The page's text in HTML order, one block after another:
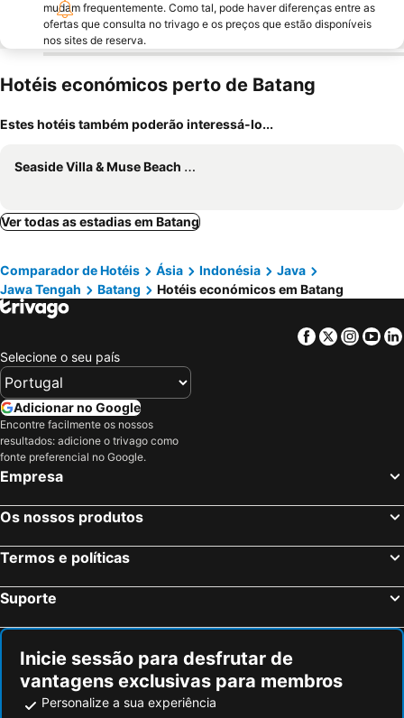
mudam frequentemente. Como tal, pode haver diferenças entre as
ofertas que consulta no trivago e os preços que estão disponíveis
nos sites de reserva.
Hotéis económicos perto de Batang
Estes hotéis também poderão interessá-lo...
Seaside Villa & Muse Beach Resto
Ver todas as estadias em Batang
Comparador de Hotéis Ásia Indonésia
Java
Jawa Tengah
Batang Hotéis económicos em Batang
Facebook
Twitter
Selecione o seu país
Adicionar no Google
Encontre facilmente os nossos
resultados: adicione o trivago como
fonte preferencial no Google.
Empresa
Os nossos produtos
Termos e políticas
Suporte
Inicie sessão para desfrutar de
vantagens exclusivas para membros
Personalize a sua experiência